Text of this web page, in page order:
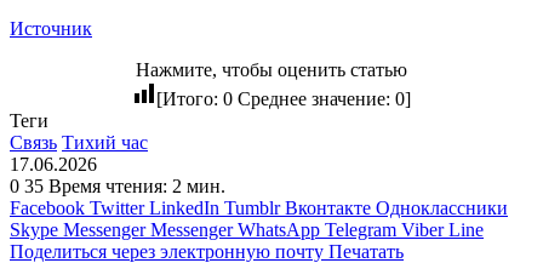
Источник
Нажмите, чтобы оценить статью
[Итого: 0 Среднее значение: 0]
Теги
Связь Тихий час
17.06.2026
0 35 Время чтения: 2 мин.
Facebook Twitter LinkedIn Tumblr Вконтакте Одноклассники
Skype Messenger Messenger WhatsApp Telegram Viber Line
Поделиться через электронную почту Печатать